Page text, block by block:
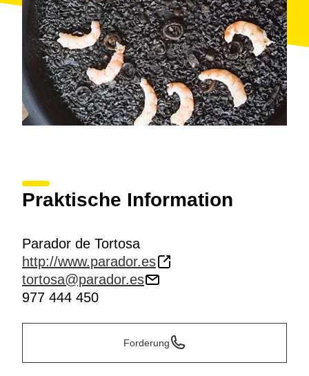
Praktische Information
Parador de Tortosa
http://www.parador.es
tortosa@parador.es
977 444 450
Forderung